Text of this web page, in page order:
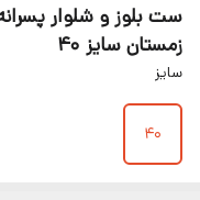
ست بلوز و شلوار
زمستان سایز ۴۰
سایز
۴۰